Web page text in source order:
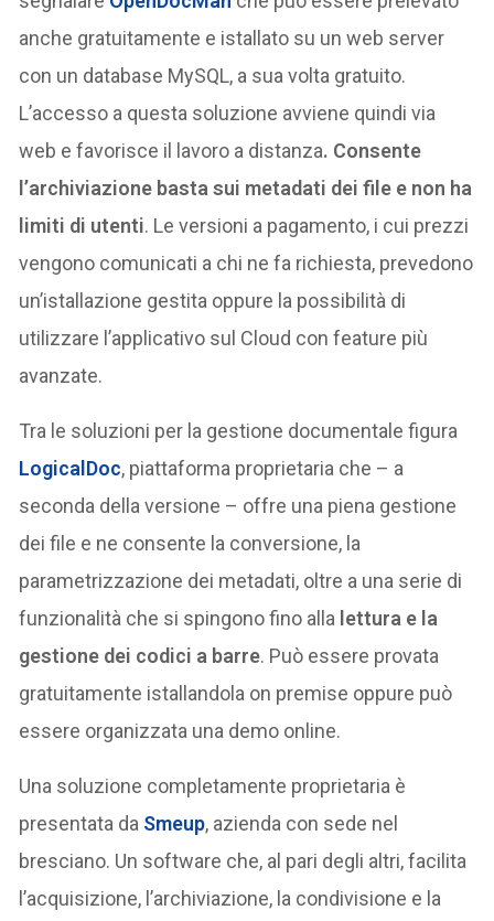
anche gratuitamente e istallato su un web server
con un database MySQL, a sua volta gratuito.
L’accesso a questa soluzione avviene quindi via
web e favorisce il lavoro a distanza. Consente
l’archiviazione basta sui metadati dei file e non ha
limiti di utenti. Le versioni a pagamento, i cui prezzi
vengono comunicati a chi ne fa richiesta, prevedono
un’istallazione gestita oppure la possibilità di
utilizzare l’applicativo sul Cloud con feature più
avanzate.
Tra le soluzioni per la gestione documentale figura
LogicalDoc, piattaforma proprietaria che – a
seconda della versione – offre una piena gestione
dei file e ne consente la conversione, la
parametrizzazione dei metadati, oltre a una serie di
funzionalità che si spingono fino alla lettura e la
gestione dei codici a barre. Può essere provata
gratuitamente istallandola on premise oppure può
essere organizzata una demo online.
Una soluzione completamente proprietaria è
presentata da Smeup, azienda con sede nel
bresciano. Un software che, al pari degli altri, facilita
l’acquisizione, l’archiviazione, la condivisione e la